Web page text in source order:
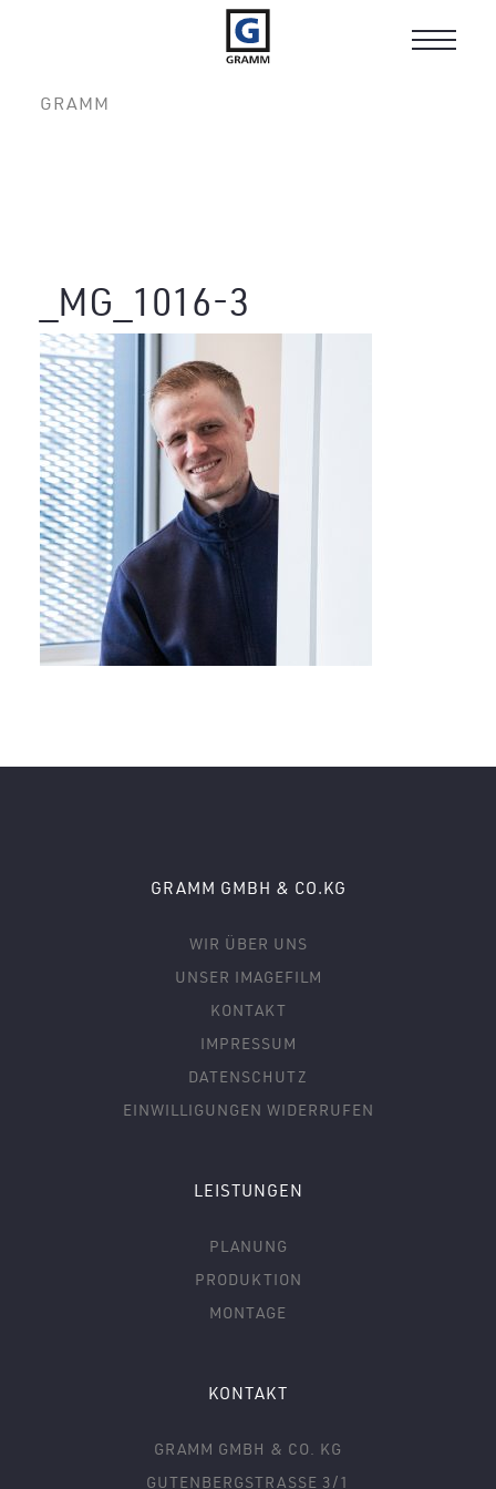
Toggle
GRAMM
_MG_1016-3
GRAMM GMBH & CO.KG
WIR ÜBER UNS
UNSER IMAGEFILM
KONTAKT
IMPRESSUM
DATENSCHUTZ
EINWILLIGUNGEN WIDERRUFEN
LEISTUNGEN
PLANUNG
PRODUKTION
MONTAGE
KONTAKT
GRAMM GMBH & CO. KG
GUTENBERGSTRASSE 3/1